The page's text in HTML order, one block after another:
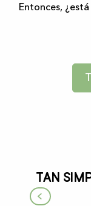
Entonces,
Tan
En el